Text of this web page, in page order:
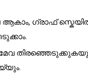
ഗ്രാഫ്